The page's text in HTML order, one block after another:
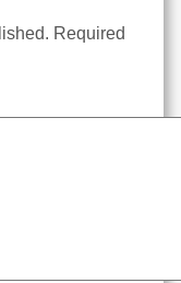
Required